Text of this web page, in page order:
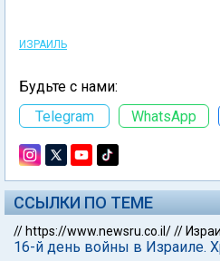
ИЗРАИЛЬ
Будьте с нами:
Telegram
WhatsApp
ССЫЛКИ ПО ТЕМЕ
// https://www.newsru.co.il///
16-й день войны в Израиле.